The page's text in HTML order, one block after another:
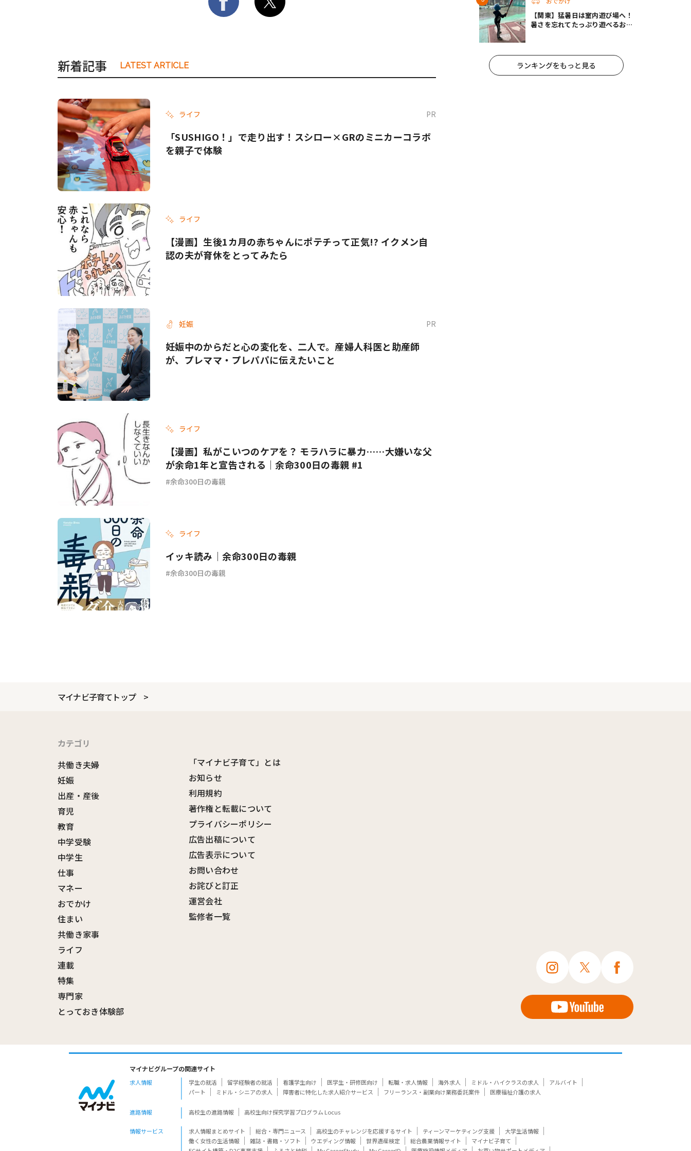
新着記事 LATEST ARTICLE
ライフ PR
「SUSHIGO！」で走り出す！スシロー×GRのミニカーコラボ
を親子で体験
ライフ
【漫画】生後1カ月の赤ちゃんにポテチって正気!? イクメン自
認の夫が育休をとってみたら
妊娠 PR
妊娠中のからだと心の変化を、二人で。産婦人科医と助産師
が、プレママ・プレパパに伝えたいこと
ライフ
【漫画】私がこいつのケアを？ モラハラに暴力……大嫌いな父
が余命1年と宣告される｜余命300日の毒親 #1
余命300日の毒親
ライフ
イッキ読み｜余命300日の毒親
余命300日の毒親
【関東】猛暑日は室内遊び場へ！
暑さを忘れてたっぷり遊べるおす
ランキングをもっと見る
マイナビ子育てトップ
カテゴリ
共働き夫婦
妊娠
出産・産後
育児
教育
中学受験
中学生
仕事
マネー
おでかけ
住まい
共働き家事
ライフ
連載
特集
専門家
とっておき体験部
「マイナビ子育て」とは
お知らせ
利用規約
著作権と転載について
プライバシーポリシー
広告出稿について
広告表示について
お問い合わせ
お詫びと訂正
運営会社
監修者一覧
マイナビグループの関連サイト
求人情報 学生の就活 留学経験者の就活 看護学生向け 医学生・研修医向け 転職・求人情報 海外求人 ミドル・ハイクラスの求人
アルバイト
パート
ミドル・シニアの求人 障害者に特化した求人紹介サービス フリーランス・副業向け業務委託案件 医療福祉介護の求人
進路情報 高校生の進路情報 高校生向け探究学習プログラム Locus
情報サービス 求人情報まとめサイト 総合・専門ニュース 高校生のチャレンジを応援するサイト ティーンマーケティング支援
大学生活情報
働く女性の生活情報
雑誌・書籍・ソフト ウエディング情報 世界遺産検定 総合農業情報サイト
マイナビ子育て